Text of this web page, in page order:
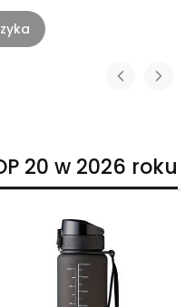
20 w 2026 roku